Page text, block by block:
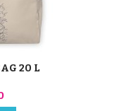
20 L